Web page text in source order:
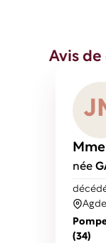
Avis de
J
née
(34)